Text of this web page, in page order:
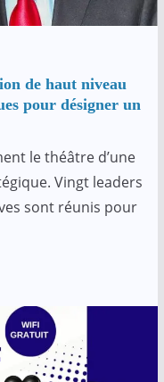
de haut niveau
pour désigner un
le théâtre d’une
Vingt leaders
sont réunis pour